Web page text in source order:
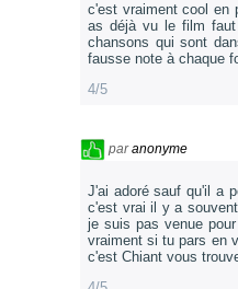
c'est vraiment cool en
as déjà vu le film
chansons qui sont
fausse note à chaque
4/5
paranonyme
J'ai adoré sauf qu'il a
c'est vrai il y a
je suis pas venue
vraiment si tu pars en
c'est Chiant vous